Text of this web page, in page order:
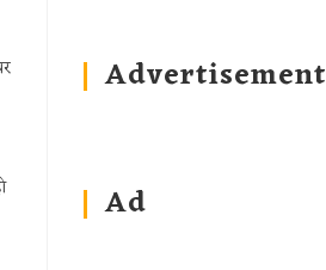
Advertisement
Ad